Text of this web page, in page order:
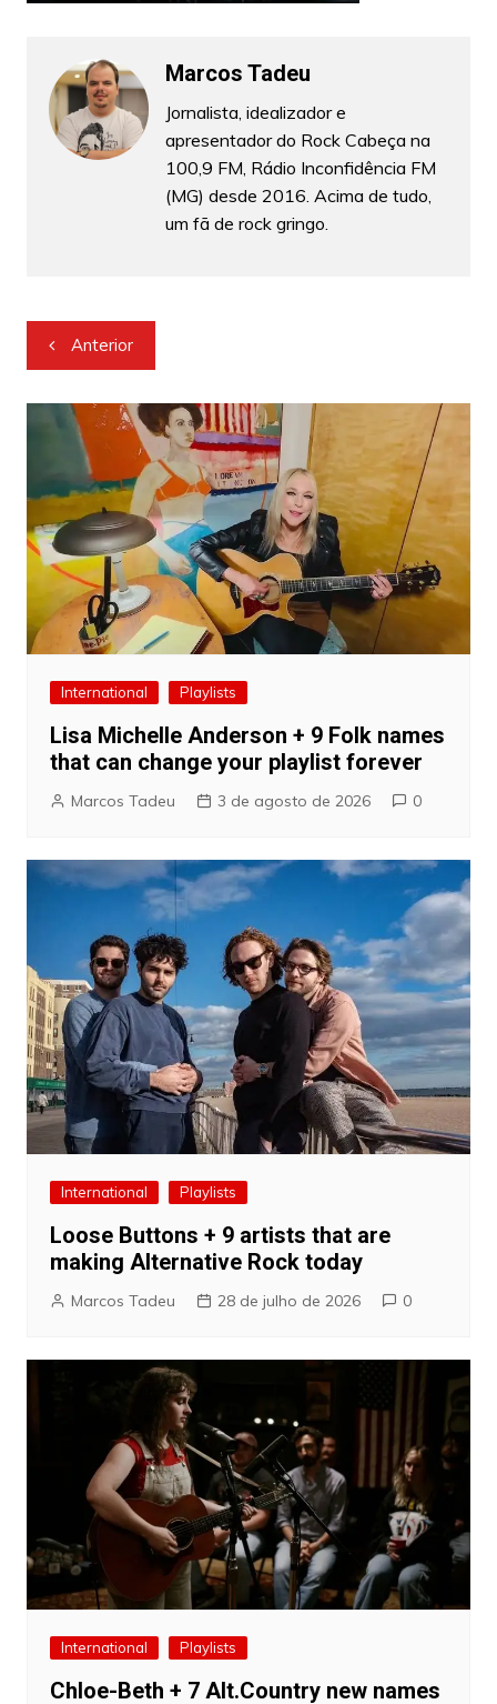
Marcos Tadeu
Jornalista, idealizador e
apresentador do Rock Cabeça na
100,9 FM, Rádio Inconfidência FM
(MG) desde 2016. Acima de tudo,
um fã de rock gringo.
Navegação
de
Post
Anterior
International Playlists
Lisa Michelle Anderson + 9 Folk names
that can change your playlist forever
Marcos Tadeu 3 de agosto de 2026 0
International Playlists
Loose Buttons + 9 artists that are
making Alternative Rock today
Marcos Tadeu 28 de julho de 2026 0
International Playlists
Chloe-Beth + 7 Alt.Country new names